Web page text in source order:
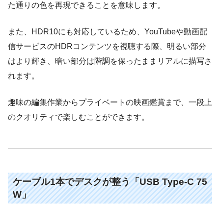
た通りの色を再現できることを意味します。
また、HDR10にも対応しているため、YouTubeや動画配
信サービスのHDRコンテンツを視聴する際、明るい部分
はより輝き、暗い部分は階調を保ったままリアルに描写さ
れます。
趣味の編集作業からプライベートの映画鑑賞まで、一段上
のクオリティで楽しむことができます。
ケーブル1本でデスクが整う「USB Type-C 75
W」